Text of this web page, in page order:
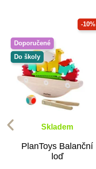
-10%
Doporučené
Do školy
Skladem
PlanToys Balanční
loď